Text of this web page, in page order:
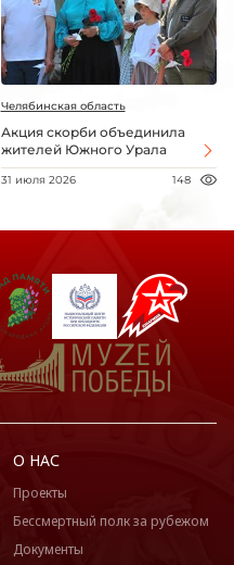
Челябинская область
Акция скорби объединила
жителей Южного Урала
31 июля 2026 148
О НАС
Проекты
Бессмертный полк за рубежом
Документы